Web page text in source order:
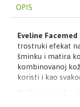
OPIS
Eveline
trostruki efekat
šminku i matira
kombinovanoj
koristi i kao